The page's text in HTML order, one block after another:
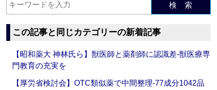
検 索
この記事と同じカテゴリーの新着記事
【昭和薬大 神林氏ら】獣医師と薬剤師に認識差‐獣医療専
門教育の充実を
【厚労省検討会】OTC類似薬で中間整理‐77成分1042品